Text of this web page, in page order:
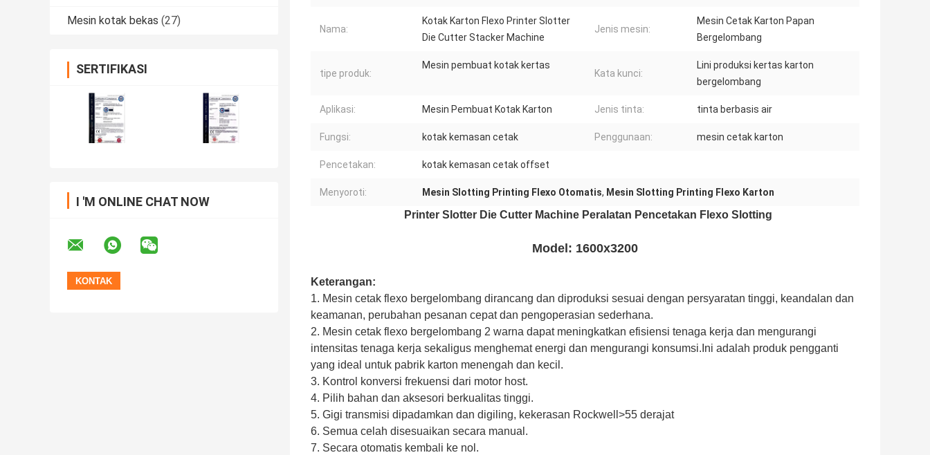
Mesin kotak bekas (27)
SERTIFIKASI
I 'M ONLINE CHAT NOW
Nama:
Kotak Karton Flexo Printer Slotter
Die Cutter Stacker Machine
Jenis mesin:
Mesin Cetak Karton Papan
Bergelombang
tipe produk:
Mesin pembuat kotak kertas
Kata kunci:
Lini produksi kertas karton
bergelombang
Aplikasi: Mesin Pembuat Kotak Karton Jenis tinta: tinta berbasis air
Fungsi: kotak kemasan cetak Penggunaan: mesin cetak karton
Pencetakan: kotak kemasan cetak offset
Menyoroti: Mesin Slotting Printing Flexo Otomatis, Mesin Slotting Printing Flexo Karton
Printer Slotter Die Cutter Machine Peralatan Pencetakan Flexo Slotting
Model: 1600x3200
Keterangan:
1. Mesin cetak flexo bergelombang dirancang dan diproduksi sesuai dengan persyaratan tinggi, keandalan dan
keamanan, perubahan pesanan cepat dan pengoperasian sederhana.
2. Mesin cetak flexo bergelombang 2 warna dapat meningkatkan efisiensi tenaga kerja dan mengurangi
intensitas tenaga kerja sekaligus menghemat energi dan mengurangi konsumsi.Ini adalah produk pengganti
yang ideal untuk pabrik karton menengah dan kecil.
3. Kontrol konversi frekuensi dari motor host.
4. Pilih bahan dan aksesori berkualitas tinggi.
5. Gigi transmisi dipadamkan dan digiling, kekerasan Rockwell>55 derajat
6. Semua celah disesuaikan secara manual.
7. Secara otomatis kembali ke nol.